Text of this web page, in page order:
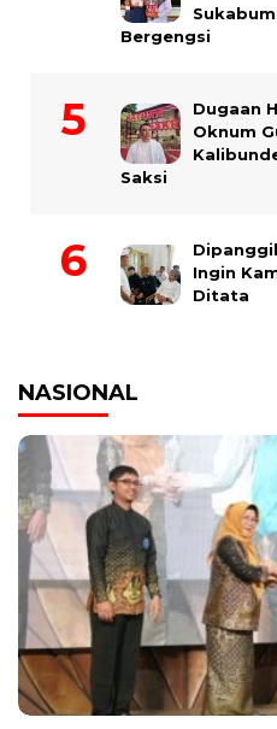
Bergengsi
Dugaan
Oknum
Saksi
Ingin
Ditata
NASIONAL